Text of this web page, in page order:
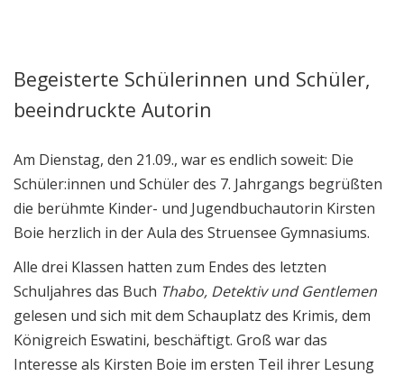
Kirsten Boie zu Gast am
Struensee
Begeisterte Schülerinnen und Schüler,
beeindruckte Autorin
Am Dienstag, den 21.09., war es endlich soweit: Die
Schüler:innen und Schüler des 7. Jahrgangs begrüßten
die berühmte Kinder- und Jugendbuchautorin Kirsten
Boie herzlich in der Aula des Struensee Gymnasiums.
Alle drei Klassen hatten zum Endes des letzten
Schuljahres das Buch Thabo, Detektiv und Gentlemen
gelesen und sich mit dem Schauplatz des Krimis, dem
Königreich Eswatini, beschäftigt. Groß war das
Interesse als Kirsten Boie im ersten Teil ihrer Lesung